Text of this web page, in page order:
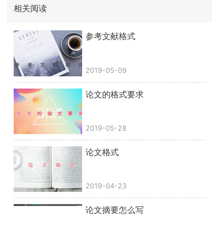
相关阅读
参考文献格式
2019-05-09
论文的格式要求
2019-05-28
论文格式
2019-04-23
论文摘要怎么写